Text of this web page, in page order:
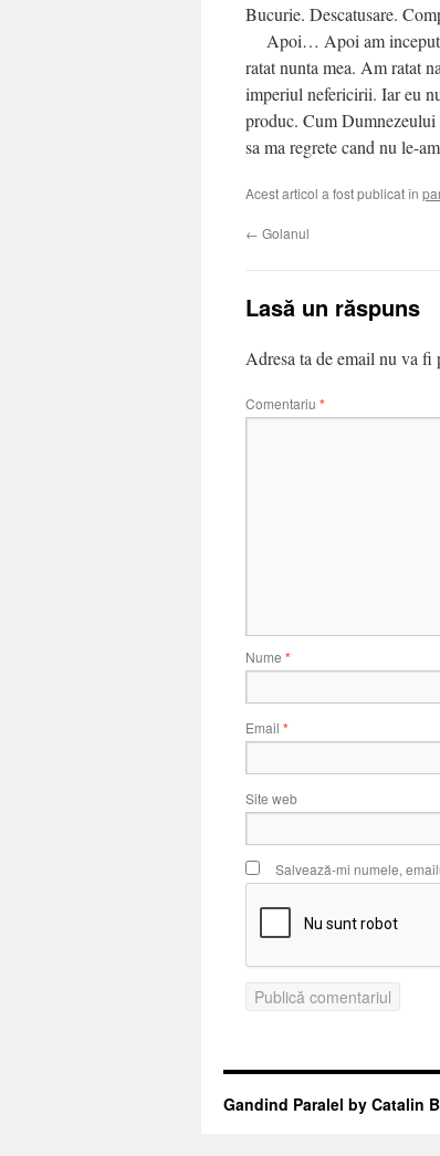
Bucurie. Descatusare.
Apoi… Apoi am inceput
ratat nunta mea. Am ratat
imperiul nefericirii. Iar eu
produc. Cum Dumnezeului
sa ma regrete cand nu le-
Acest articol a fost publicat în
← Golanul
Lasă un răspuns
Adresa ta de email nu va fi
Comentariu *
Nume *
Email *
Site web
Salvează-mi numele,
Gandind Paralel by Catalin